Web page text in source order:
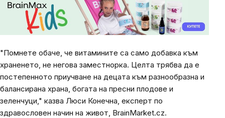
"Помнете обаче, че витамините са само добавка към
храненето, не негова заместнорка. Целта трябва да е
постепенното приучване на децата към разнообразна и
балансирана храна, богата на пресни плодове и
зеленчуци," казва Люси Конечна, експерт по
здравословен начин на живот, BrainMarket.cz.